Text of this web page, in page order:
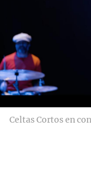
Celtas Cortos en